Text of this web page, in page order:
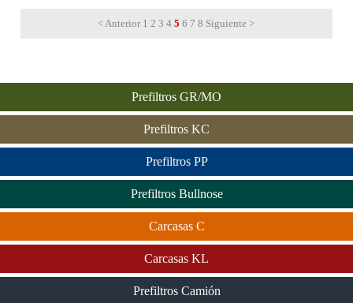
< Anterior 1 2 3 4 5 6 7 8 Siguiente >
Prefiltros GR/MO
Prefiltros KC
Prefiltros PP
Prefiltros Bullnose
Carcasas C
Carcasas KL
Prefiltros Camión